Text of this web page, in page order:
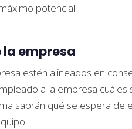
potencial.
la empresa
estén alineados en
a la empresa cuáles
sabrán qué se espera de